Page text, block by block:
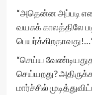
“அதென்ன அப்படி
வயசுக் காலத்திலே
“செய்ய
செய்யறது?
மார்ச்சில்